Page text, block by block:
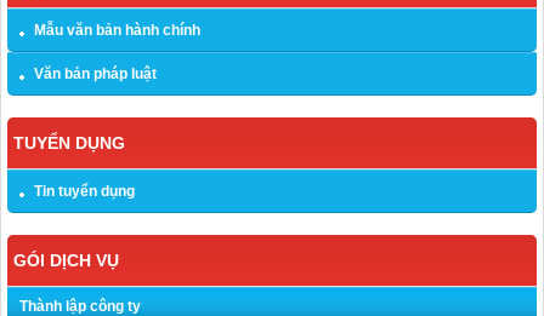
Mẫu văn bản hành chính
Văn bản pháp luật
TUYỂN DỤNG
Tin tuyển dụng
GÓI DỊCH VỤ
Thành lập công ty